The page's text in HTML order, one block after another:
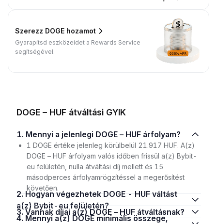
Szerezz DOGE hozamot
Gyarapítsd eszközeidet a Rewards Service
segítségével.
DOGE – HUF átváltási GYIK
1. Mennyi a jelenlegi DOGE – HUF árfolyam?
1 DOGE értéke jelenleg körülbelül 21.917 HUF. A(z)
DOGE – HUF árfolyam valós időben frissül a(z) Bybit-
eu felületén, nulla átváltási díj mellett és 15
másodperces árfolyamrögzítéssel a megerősítést
követően.
2. Hogyan végezhetek DOGE - HUF váltást
a(z) Bybit-eu felületén?
3. Vannak díjai a(z) DOGE – HUF átváltásnak?
4. Mennyi a(z) DOGE minimális összege,